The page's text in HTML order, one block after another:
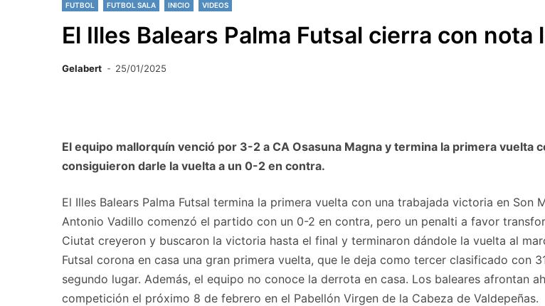
FUTBOL FUTBOL SALA INICIO VIDEOS
El Illes Balears Palma Futsal cierra con
Gelabert 25/01/2025
El equipo mallorquín venció por 3-2 a CA Osasuna Magna y termina la primera
consiguieron darle la vuelta a un 0-2 en contra.
El Illes Balears Palma Futsal termina la primera vuelta con una trabajada victoria en
Antonio Vadillo comenzó el partido con un 0-2 en contra, pero un penalti a favor
Ciutat creyeron y buscaron la victoria hasta el final y terminaron dándole la vuelta al
Futsal corona en casa una gran primera vuelta, que le deja como tercer clasificado con
segundo lugar. Además, el equipo no conoce la derrota en casa. Los baleares afrontan
competición el próximo 8 de febrero en el Pabellón Virgen de la Cabeza de Valdepeñas.